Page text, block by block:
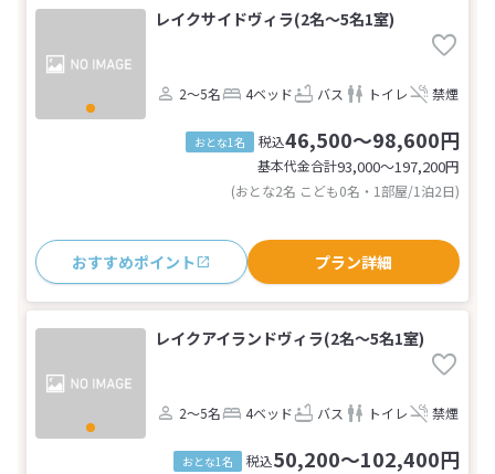
レイクサイドヴィラ(2名～5名1室)
2～5名 4ベッド バス トイレ 禁煙
おとな1名 税込46,500～98,600円
基本代金合計93,000〜197,200円
(おとな2名 こども0名・1部屋/1泊2日)
おすすめポイント プラン詳細
レイクアイランドヴィラ(2名～5名1室)
2～5名 4ベッド バス トイレ 禁煙
おとな1名 税込50,200～102,400円